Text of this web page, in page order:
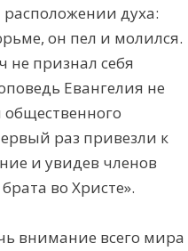
духа:
он пел и молился.
признал себя
Евангелия не
раз привезли к
и увидев членов
во Христе».
внимание всего мира